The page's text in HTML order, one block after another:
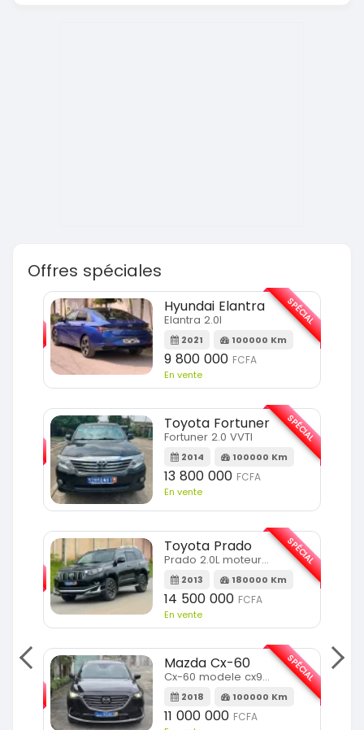
Offres spéciales
SPÉCIAL
Hyundai Elantra
Elantra 2.0l
2021 100000 Km
9 800 000 FCFA
En vente
SPÉCIAL
Toyota Fortuner
Fortuner 2.0 VVTI
2014 100000 Km
13 800 000 FCFA
En vente
SPÉCIAL
Toyota Prado
Prado 2.0L moteur d4d
2013 180000 Km
14 500 000 FCFA
En vente
SPÉCIAL
Mazda Cx-60
Cx-60 modele cx9 full option
2018 100000 Km
11 000 000 FCFA
SPÉCIAL